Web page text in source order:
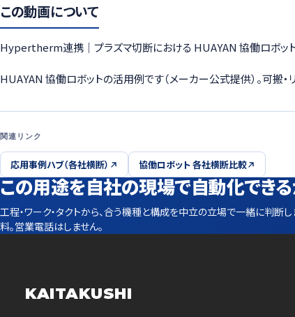
この動画について
Hypertherm連携｜プラズマ切断における HUAYAN 協働ロボット
HUAYAN 協働ロボットの活用例です（メーカー公式提供）。可搬
関連リンク
応用事例ハブ（各社横断） 協働ロボット 各社横断比較
この用途を自社の現場で自動化でき
工程・ワーク・タクトから、合う機種と構成を中立の立場で一緒に判断し
料。営業電話はしません。
KAITAKUSHI